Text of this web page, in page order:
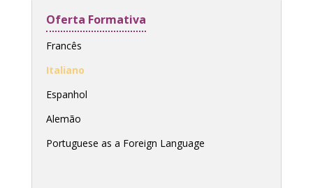
Oferta Formativa
Francês
Italiano
Espanhol
Alemão
Portuguese as a Foreign Language